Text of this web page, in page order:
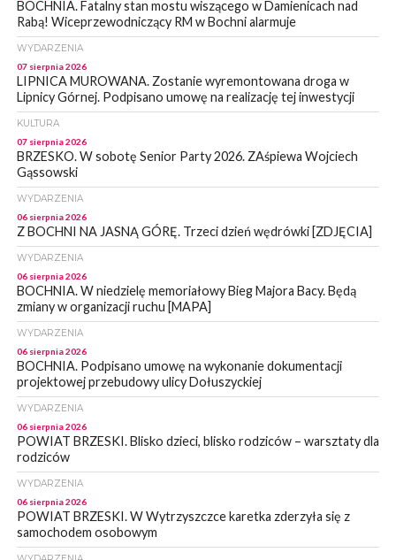
BOCHNIA. Fatalny stan mostu wiszącego w Damienicach nad
Rabą! Wiceprzewodniczący RM w Bochni alarmuje
WYDARZENIA
07 sierpnia 2026
LIPNICA MUROWANA. Zostanie wyremontowana droga w
Lipnicy Górnej. Podpisano umowę na realizację tej inwestycji
KULTURA
07 sierpnia 2026
BRZESKO. W sobotę Senior Party 2026. ZAśpiewa Wojciech
Gąssowski
WYDARZENIA
06 sierpnia 2026
Z BOCHNI NA JASNĄ GÓRĘ. Trzeci dzień wędrówki [ZDJĘCIA]
WYDARZENIA
06 sierpnia 2026
BOCHNIA. W niedzielę memoriałowy Bieg Majora Bacy. Będą
zmiany w organizacji ruchu [MAPA]
WYDARZENIA
06 sierpnia 2026
BOCHNIA. Podpisano umowę na wykonanie dokumentacji
projektowej przebudowy ulicy Dołuszyckiej
WYDARZENIA
06 sierpnia 2026
POWIAT BRZESKI. Blisko dzieci, blisko rodziców – warsztaty dla
rodziców
WYDARZENIA
06 sierpnia 2026
POWIAT BRZESKI. W Wytrzyszczce karetka zderzyła się z
samochodem osobowym